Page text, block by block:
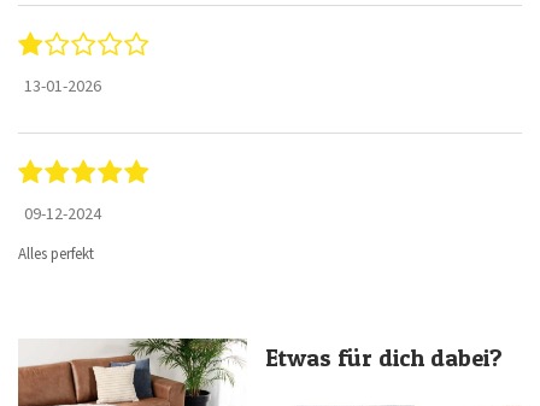
13-01-2026
09-12-2024
Alles perfekt
Etwas für dich dabei?